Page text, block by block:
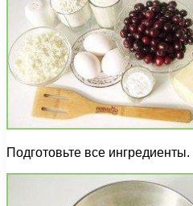
Подготовьте все ингредиенты.